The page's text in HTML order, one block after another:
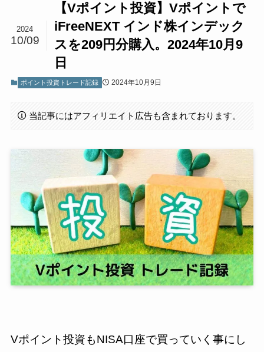
【Vポイント投資】Vポイントで
iFreeNEXT インド株インデック
スを209円分購入。2024年10月9
日
2024
10/09
ポイント投資トレード記録 2024年10月9日
当記事にはアフィリエイト広告も含まれております。
Vポイント投資もNISA口座で買っていく事にし